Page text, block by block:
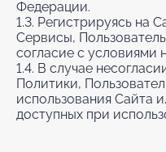
Федерации.
1.3. Регистрируясь на
Сервисы,
согласие с условиями
1.4. В случае
Политики,
использования Сайта
доступных при